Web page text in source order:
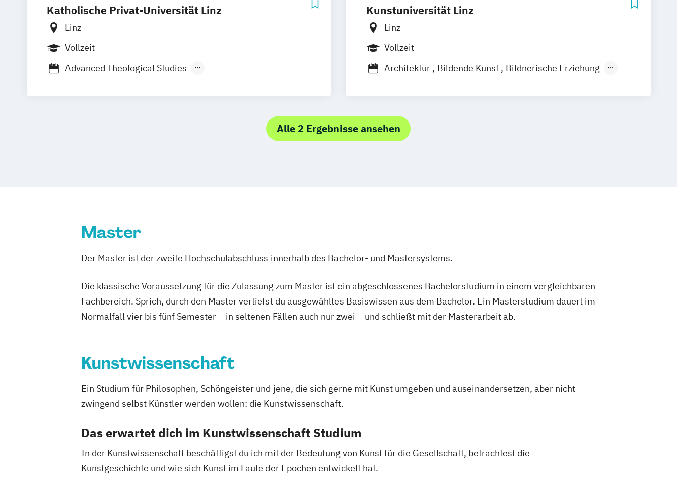
Katholische Privat-Universität Linz
Linz
Vollzeit
Advanced Theological Studies
Katholische Religion (Lehramt)
Kunstuniversität Linz
Linz
Vollzeit
Architektur
Bildende Kunst
Bildnerische Erziehung
Grafik-Design und Fotografie Industrial Design
Mediengestaltung
Plastische Konzeptionen / Keramik
Alle 2 Ergebnisse ansehen
Master
Der Master ist der zweite Hochschulabschluss innerhalb des Bachelor- und Mastersystems.
Die klassische Voraussetzung für die Zulassung zum Master ist ein abgeschlossenes Bachelorstudium in einem vergleichbaren
Fachbereich. Sprich, durch den Master vertiefst du ausgewähltes Basiswissen aus dem Bachelor. Ein Masterstudium dauert im
Normalfall vier bis fünf Semester – in seltenen Fällen auch nur zwei – und schließt mit der Masterarbeit ab.
Kunstwissenschaft
Ein Studium für Philosophen, Schöngeister und jene, die sich gerne mit Kunst umgeben und auseinandersetzen, aber nicht
zwingend selbst Künstler werden wollen: die Kunstwissenschaft.
Das erwartet dich im Kunstwissenschaft Studium
In der Kunstwissenschaft beschäftigst du ich mit der Bedeutung von Kunst für die Gesellschaft, betrachtest die
Kunstgeschichte und wie sich Kunst im Laufe der Epochen entwickelt hat.